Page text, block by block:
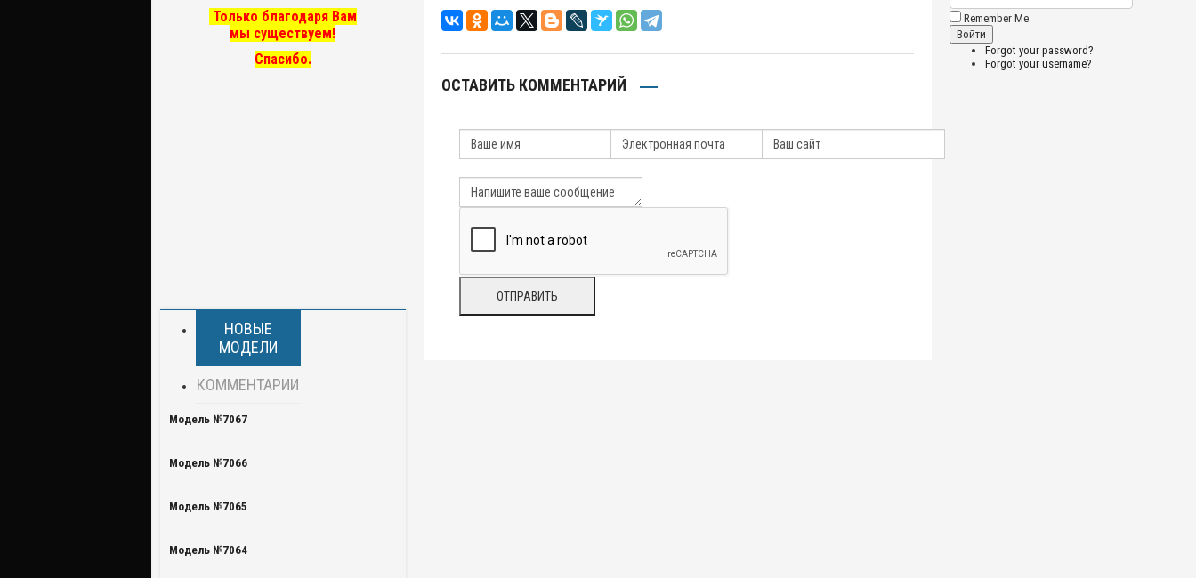
Только благодаря Вам
мы существуем!
Спасибо.
НОВЫЕ
МОДЕЛИ
КОММЕНТАРИИ
Модель №7067
Модель №7066
Модель №7065
Модель №7064
ОСТАВИТЬ КОММЕНТАРИЙ
Remember Me
Forgot your password?
Forgot your username?